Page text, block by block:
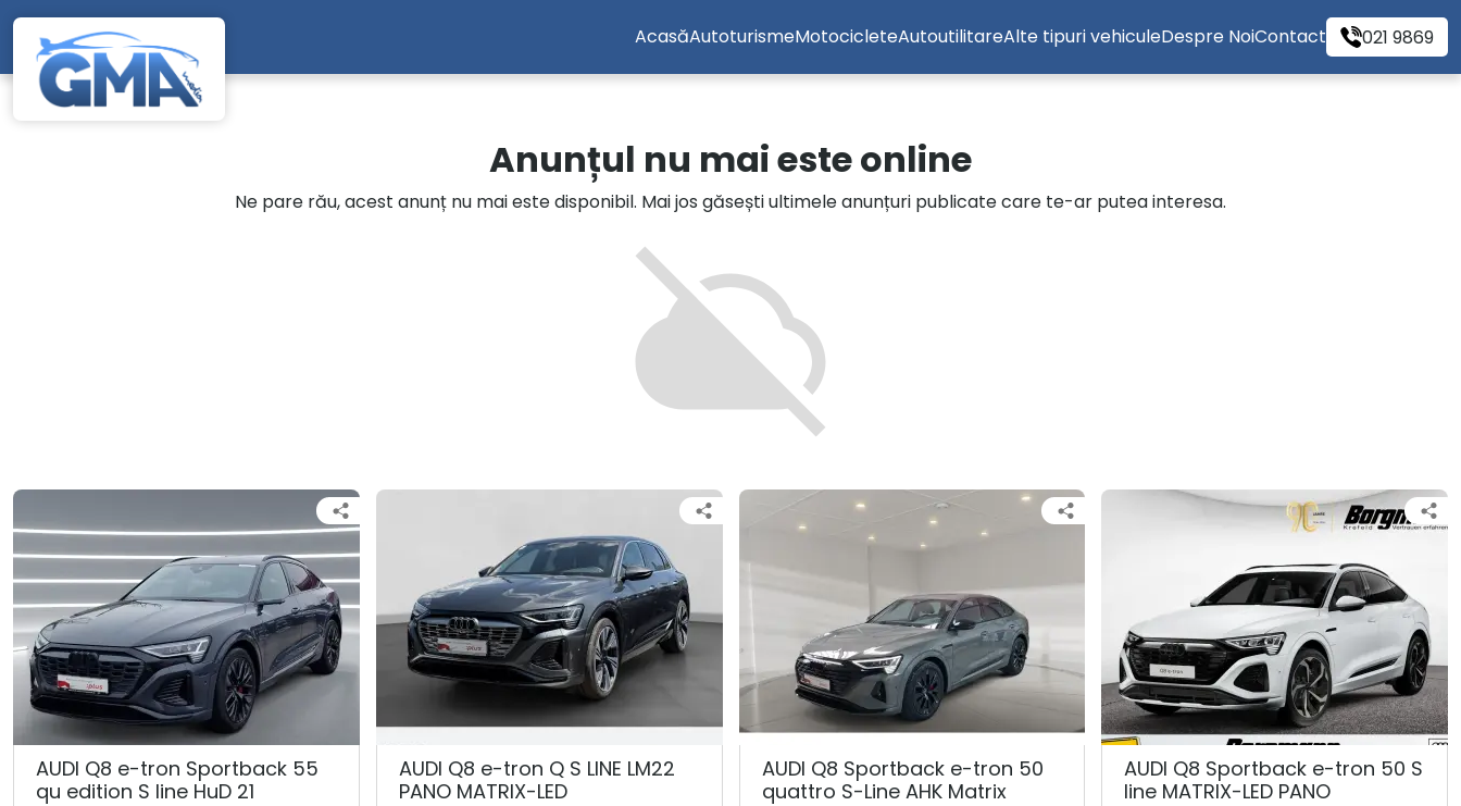
Mergi direct la conținutul principal
AcasăAutoturismeMotocicleteAutoutilitareAlte tipuri vehiculeDespre NoiContact 021 9869
Anunțul nu mai este online
Ne pare rău, acest anunț nu mai este disponibil. Mai jos găsești ultimele anunțuri publicate care te-ar putea interesa.
AUDI Q8 e-tron Sportback 55
qu edition S line HuD 21
AUDI Q8 e-tron Q S LINE LM22
PANO MATRIX-LED
AUDI Q8 Sportback e-tron 50
quattro S-Line AHK Matrix
AUDI Q8 Sportback e-tron 50 S
line MATRIX-LED PANO